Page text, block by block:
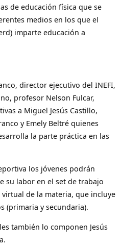
de educación física que se
medios en los que el
imparte educación a
director ejecutivo del INEFI,
profesor Nelson Fulcar,
a Miguel Jesús Castillo,
y Emely Beltré quienes
la parte práctica en las
los jóvenes podrán
su labor en el set de trabajo
de la materia, que incluye
(primaria y secundaria).
también lo componen Jesús